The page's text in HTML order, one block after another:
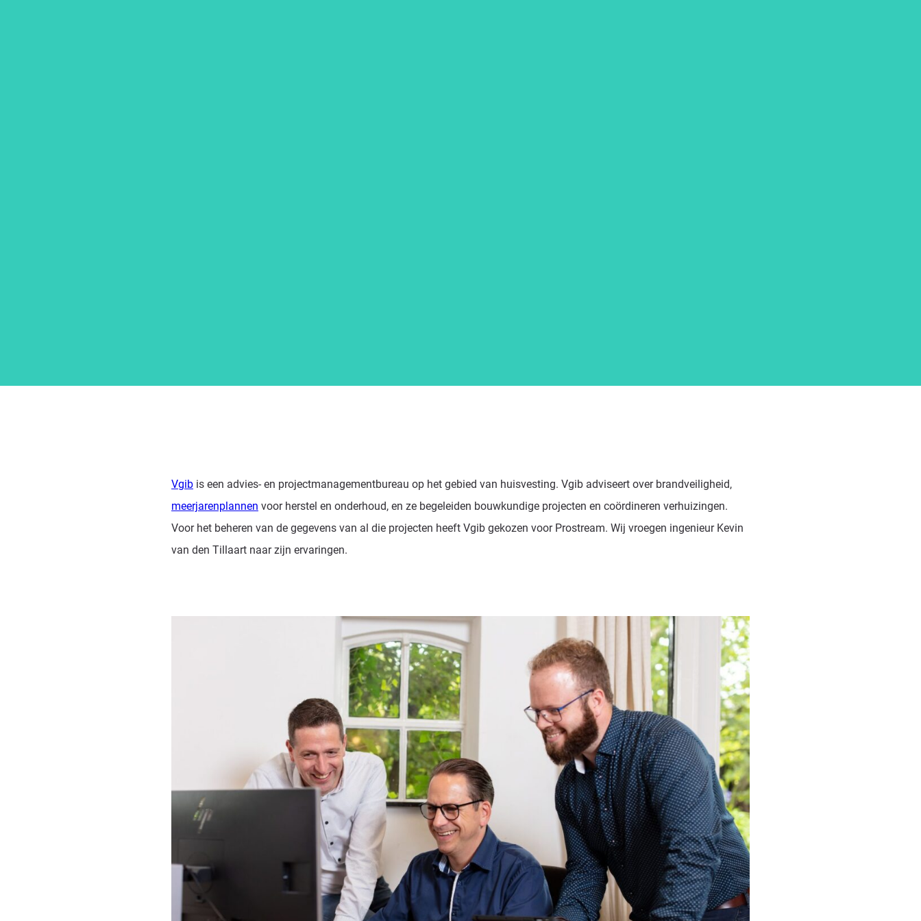
Vgib is een advies- en projectmanagementbureau op het gebied van huisvesting. Vgib adviseert over brandveiligheid,
meerjarenplannen voor herstel en onderhoud, en ze begeleiden bouwkundige projecten en coördineren verhuizingen.
Voor het beheren van de gegevens van al die projecten heeft Vgib gekozen voor Prostream. Wij vroegen ingenieur Kevin
van den Tillaart naar zijn ervaringen.